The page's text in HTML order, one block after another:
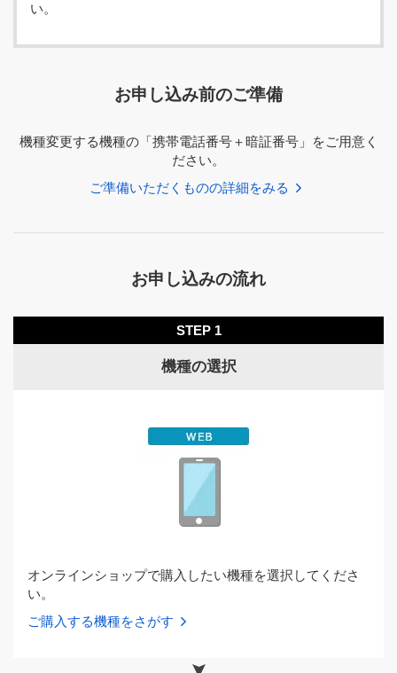
い。
お申し込み前のご準備
機種変更する機種の「携帯電話番号＋暗証番号」をご用意く
ださい。
ご準備いただくものの詳細をみる
お申し込みの流れ
STEP 1
機種の選択
オンラインショップで購入したい機種を選択してくださ
い。
ご購入する機種をさがす